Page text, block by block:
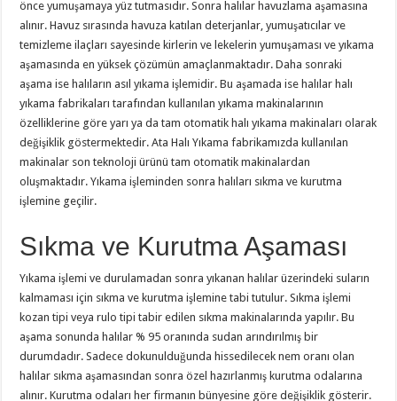
önce yumuşamaya yüz tutmasıdır. Sonra halılar havuzlama aşamasına
alınır. Havuz sırasında havuza katılan deterjanlar, yumuşatıcılar ve
temizleme ilaçları sayesinde kirlerin ve lekelerin yumuşaması ve yıkama
aşamasında en yüksek çözümün amaçlanmaktadır. Daha sonraki
aşama ise halıların asıl yıkama işlemidir. Bu aşamada ise halılar halı
yıkama fabrikaları tarafından kullanılan yıkama makinalarının
özelliklerine göre yarı ya da tam otomatik halı yıkama makinaları olarak
değişiklik göstermektedir. Ata Halı Yıkama fabrikamızda kullanılan
makinalar son teknoloji ürünü tam otomatik makinalardan
oluşmaktadır. Yıkama işleminden sonra halıları sıkma ve kurutma
işlemine geçilir.
Sıkma ve Kurutma Aşaması
Yıkama işlemi ve durulamadan sonra yıkanan halılar üzerindeki suların
kalmaması için sıkma ve kurutma işlemine tabi tutulur. Sıkma işlemi
kozan tipi veya rulo tipi tabir edilen sıkma makinalarında yapılır. Bu
aşama sonunda halılar % 95 oranında sudan arındırılmış bir
durumdadır. Sadece dokunulduğunda hissedilecek nem oranı olan
halılar sıkma aşamasından sonra özel hazırlanmış kurutma odalarına
alınır. Kurutma odaları her firmanın bünyesine göre değişiklik gösterir.